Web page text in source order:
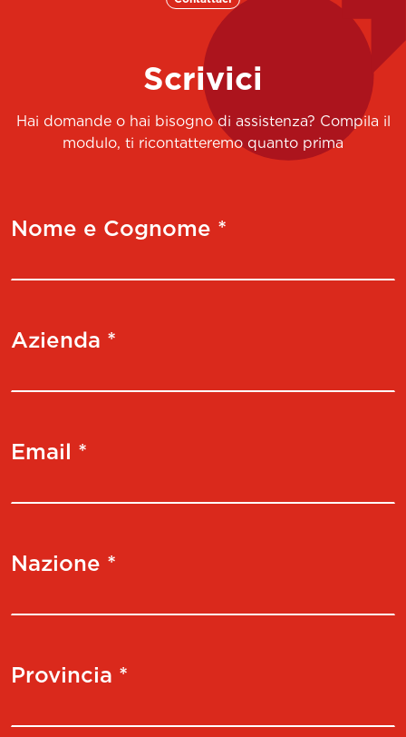
Scrivici
Hai domande o hai bisogno di assistenza? Compila il
modulo, ti ricontatteremo quanto prima
Nome e Cognome *
Azienda *
Email *
Nazione *
Provincia *